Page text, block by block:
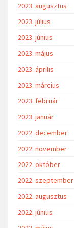
2023. augusztus
2023. július
2023. június
2023. május
2023. április
2023. március
2023. február
2023. január
2022. december
2022. november
2022. október
2022. szeptember
2022. augusztus
2022. június